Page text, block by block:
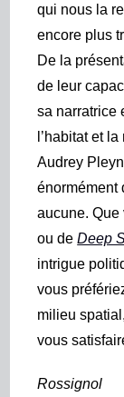
qui nous la
encore plus
De la
de leur
sa narratrice
l’habitat et
Audrey
énormément
aucune.
ou deDeep
intrigue
vous
milieu
vous
Rossignol